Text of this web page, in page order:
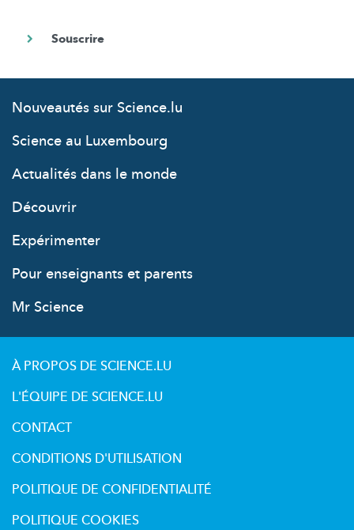
Nouveautés sur Science.lu
Science au Luxembourg
Actualités dans le monde
Découvrir
Expérimenter
Pour enseignants et parents
Mr Science
À PROPOS DE SCIENCE.LU
L'ÉQUIPE DE SCIENCE.LU
CONTACT
CONDITIONS D'UTILISATION
POLITIQUE DE CONFIDENTIALITÉ
POLITIQUE COOKIES